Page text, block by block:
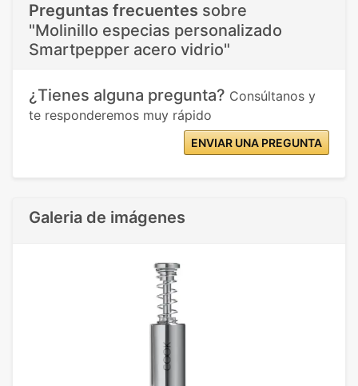
Preguntas frecuentes sobre
"Molinillo especias personalizado
Smartpepper acero vidrio"
¿Tienes alguna pregunta? Consúltanos y
te responderemos muy rápido
ENVIAR UNA PREGUNTA
Galeria de imágenes